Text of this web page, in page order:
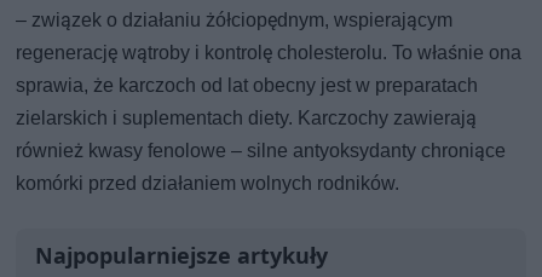
– związek o działaniu żółciopędnym, wspierającym
regenerację wątroby i kontrolę cholesterolu. To właśnie ona
sprawia, że karczoch od lat obecny jest w preparatach
zielarskich i suplementach diety. Karczochy zawierają
również kwasy fenolowe – silne antyoksydanty chroniące
komórki przed działaniem wolnych rodników.
Najpopularniejsze artykuły